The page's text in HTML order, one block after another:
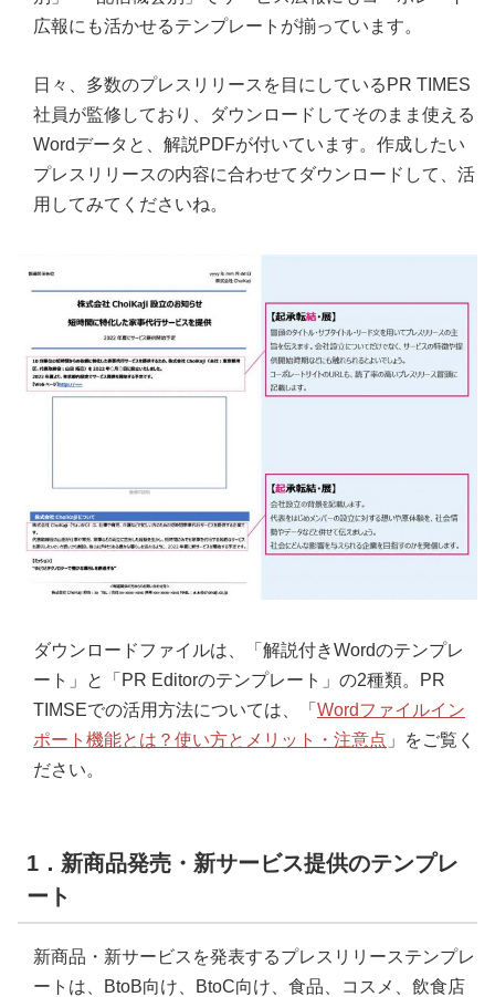
広報にも活かせるテンプレートが揃っています。
日々、多数のプレスリリースを目にしているPR TIMES
社員が監修しており、ダウンロードしてそのまま使える
Wordデータと、解説PDFが付いています。作成したい
プレスリリースの内容に合わせてダウンロードして、活
用してみてくださいね。
ダウンロードファイルは、「解説付きWordのテンプレ
ート」と「PR Editorのテンプレート」の2種類。PR
TIMSEでの活用方法については、「 Wordファイルイン
ポート機能とは？使い方とメリット・注意点 」をご覧く
ださい。
1．新商品発売・新サービス提供のテンプレ
ート
新商品・新サービスを発表するプレスリリーステンプレ
ートは、BtoB向け、BtoC向け、食品、コスメ、飲食店